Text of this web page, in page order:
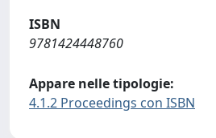
ISBN
9781424448760
Appare nelle tipologie:
4.1.2 Proceedings con ISBN